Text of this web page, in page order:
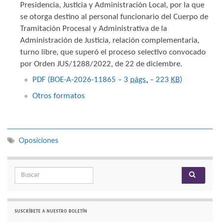
Presidencia, Justicia y Administración Local, por la que
se otorga destino al personal funcionario del Cuerpo de
Tramitación Procesal y Administrativa de la
Administración de Justicia, relación complementaria,
turno libre, que superó el proceso selectivo convocado
por Orden JUS/1288/2022, de 22 de diciembre.
PDF (BOE-A-2026-11865 – 3 págs. – 223 KB)
Otros formatos
Oposiciones
Search for:
SUSCRÍBETE A NUESTRO BOLETÍN